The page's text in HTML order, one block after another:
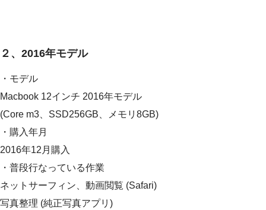
２、2016年モデル
・モデル
Macbook 12インチ 2016年モデル
(Core m3、SSD256GB、メモリ8GB)
・購入年月
2016年12月購入
・普段行なっている作業
ネットサーフィン、動画閲覧 (Safari)
写真整理 (純正写真アプリ)